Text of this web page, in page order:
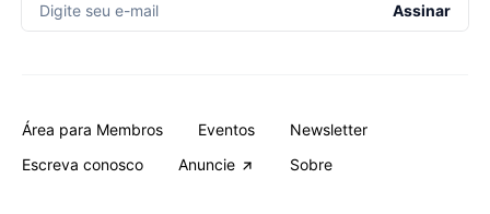
Digite seu e-mail Assinar
Área para Membros Eventos
Newsletter
Escreva conosco
Anuncie Sobre